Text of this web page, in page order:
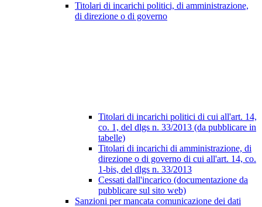
Titolari di incarichi politici, di amministrazione,
di direzione o di governo
Titolari di incarichi politici di cui all'art. 14,
co. 1, del dlgs n. 33/2013 (da pubblicare in
tabelle)
Titolari di incarichi di amministrazione, di
direzione o di governo di cui all'art. 14, co.
1-bis, del dlgs n. 33/2013
Cessati dall'incarico (documentazione da
pubblicare sul sito web)
Sanzioni per mancata comunicazione dei dati